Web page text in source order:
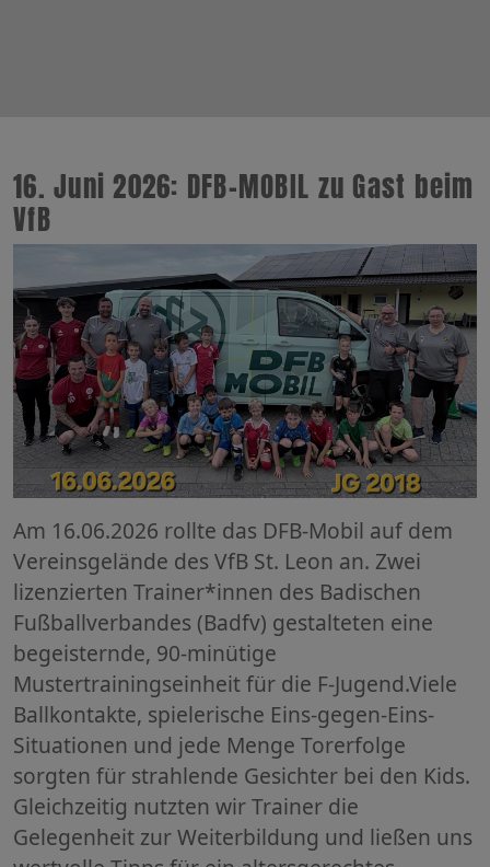
16. Juni 2026: DFB-MOBIL zu Gast beim
VfB
Am 16.06.2026 rollte das DFB-Mobil auf dem
Vereinsgelände des VfB St. Leon an. Zwei
lizenzierten Trainer*innen des Badischen
Fußballverbandes (Badfv) gestalteten eine
begeisternde, 90-minütige
Mustertrainingseinheit für die F-Jugend.​Viele
Ballkontakte, spielerische Eins-gegen-Eins-
Situationen und jede Menge Torerfolge
sorgten für strahlende Gesichter bei den Kids. ​
Gleichzeitig nutzten wir Trainer die
Gelegenheit zur Weiterbildung und ließen uns